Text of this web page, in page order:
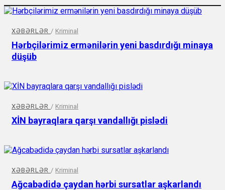
XƏBƏRLƏR / Kriminal
Hərbçilərimiz ermənilərin yeni basdırdığı minaya
düşüb
XƏBƏRLƏR / Kriminal
XİN bayraqlara qarşı vandallığı pislədi
XƏBƏRLƏR / Kriminal
Ağcabədidə çaydan hərbi sursatlar aşkarlandı